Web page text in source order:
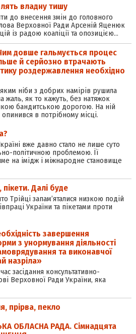
владну тишу
до внесення змін до головного
Верховної Ради Арсеній Яценюк
із радою коаліції та опозицією…
довше гальмується процес
й серйозно втрачають
роздержавлення необхідно
ніби з добрих намірів рушила
жаль, як то кажуть, без натяжок
бандитською дорогою. На ній
в потрібному місці.
вже давно стало не лише суто
політичною проблемою. Її
на імідж і міжнародне становище
Далі буде
Трійці запам’яталися низкою подій
України та пікетами проти
завершення
з унормування діяльності
та виконавчої
назріла»
засідання консультативно-
Верховної Ради України, яка
прірва, пекло
ОБЛАСНА РАДА. Сімнадцята